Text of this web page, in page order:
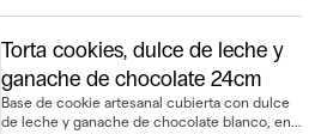
Torta cookies, dulce de leche y
ganache de chocolate 24cm
Base de cookie artesanal cubierta con dulce
de leche y ganache de chocolate blanco, en